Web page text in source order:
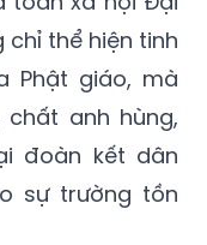
chỉ thể hiện tinh
Phật giáo, mà
chất anh hùng,
đoàn kết dân
sự trường tồn